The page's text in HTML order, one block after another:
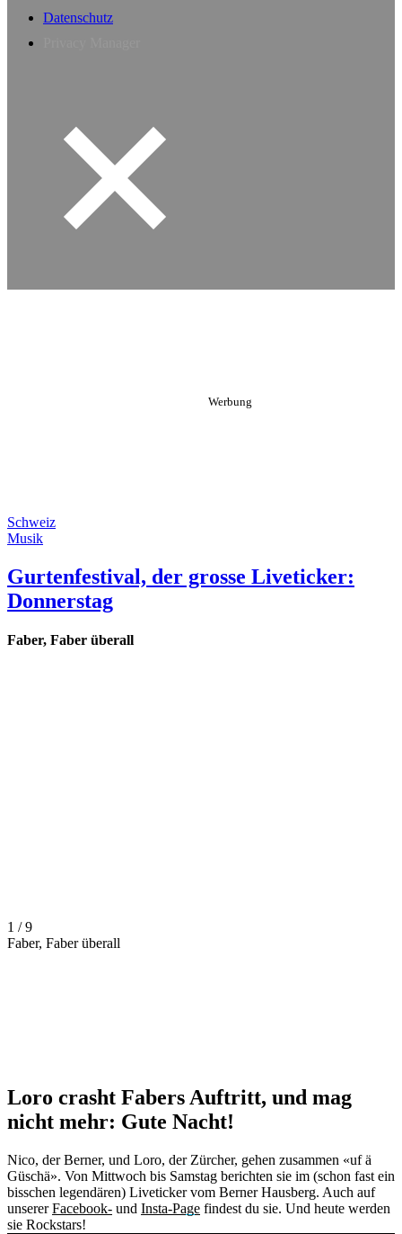
Datenschutz
Schweiz
Musik
Gurtenfestival, der grosse Liveticker:
Donnerstag
Faber, Faber überall
1 / 9
Faber, Faber überall
Loro crasht Fabers Auftritt, und mag
nicht mehr: Gute Nacht!
Nico, der Berner, und Loro, der Zürcher, gehen zusammen «uf ä
Güschä». Von Mittwoch bis Samstag berichten sie im (schon fast ein
bisschen legendären) Liveticker vom Berner Hausberg. Auch auf
unsererFacebook- und Insta-Page findest du sie. Und heute werden
sie Rockstars!